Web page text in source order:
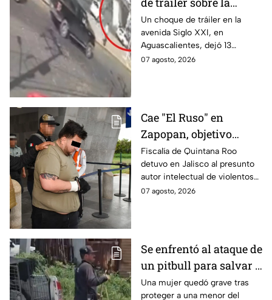
avenida Siglo XXI en
Aguascalientes deja
varios heridos y
destrozos
Un choque de tráiler en la
avenida Siglo XXI, en
Aguascalientes, dejó 13
heridos y varios vehículos
07 agosto, 2026
Cae "El Ruso" en
Zapopan, objetivo
prioritario en Playa del
Carmen
Fiscalía de Quintana Roo
detuvo en Jalisco al presunto
autor intelectual de violentos
ataques en fraccionamientos
07 agosto, 2026
Se enfrentó al ataque de
un pitbull para salvar a
una menor; hoy lucha
Una mujer quedó grave tras
proteger a una menor del